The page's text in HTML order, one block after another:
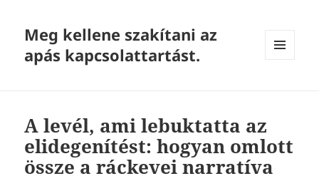
Meg kellene szakítani az
apás kapcsolattartást.
A levél, ami lebuktatta az
elidegenítést: hogyan omlott
össze a ráckevei narratíva